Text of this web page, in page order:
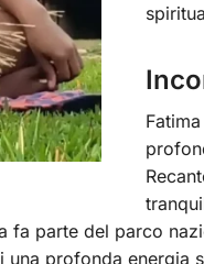
fa parte del parco
una profonda energia